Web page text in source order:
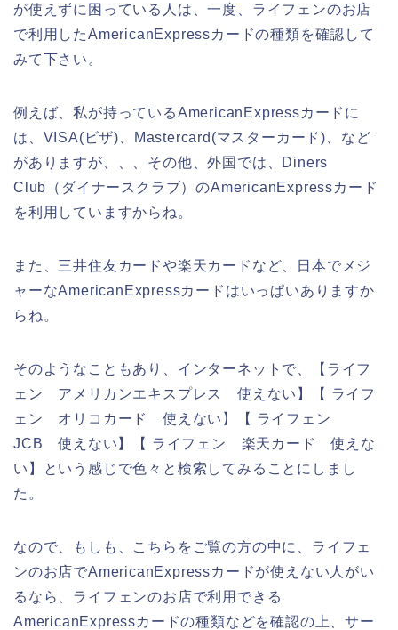
が使えずに困っている人は、一度、ライフェンのお店
で利用したAmericanExpressカードの種類を確認して
みて下さい。
例えば、私が持っているAmericanExpressカードに
は、VISA(ビザ)、Mastercard(マスターカード)、など
がありますが、、、その他、外国では、Diners
Club（ダイナースクラブ）のAmericanExpressカード
を利用していますからね。
また、三井住友カードや楽天カードなど、日本でメジ
ャーなAmericanExpressカードはいっぱいありますか
らね。
そのようなこともあり、インターネットで、【ライフ
ェン アメリカンエキスプレス 使えない】【 ライフ
ェン オリコカード 使えない】【 ライフェン
JCB 使えない】【 ライフェン 楽天カード 使えな
い】という感じで色々と検索してみることにしまし
た。
なので、もしも、こちらをご覧の方の中に、ライフェ
ンのお店でAmericanExpressカードが使えない人がい
るなら、ライフェンのお店で利用できる
AmericanExpressカードの種類などを確認の上、サー